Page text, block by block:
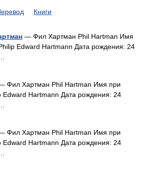
Книги
— Фил Хартман Phil Hartman Имя
Edward Hartmann Дата рождения: 24
Фил Хартман Phil Hartman Имя при
Edward Hartmann Дата рождения: 24
Фил Хартман Phil Hartman Имя при
Edward Hartmann Дата рождения: 24